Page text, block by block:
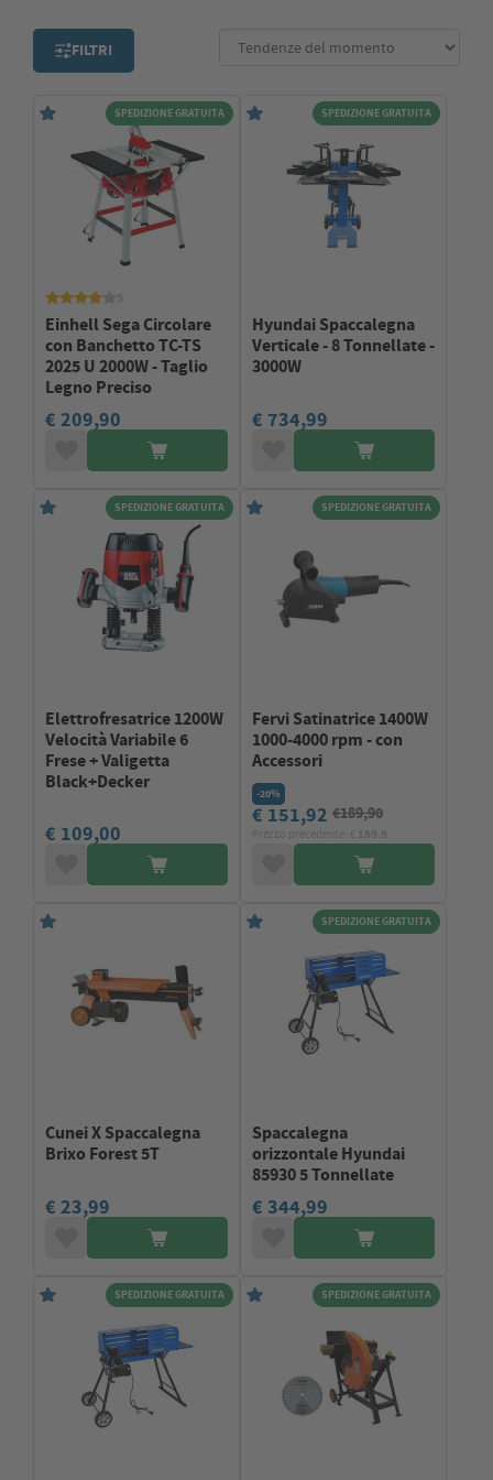
FILTRI
SPEDIZIONE GRATUITA
Einhell Sega Circolare
con Banchetto TC-TS
2025 U 2000W - Taglio
Legno Preciso
€ 209,90
SPEDIZIONE GRATUITA
Hyundai Spaccalegna
Verticale - 8 Tonnellate -
3000W
€ 734,99
SPEDIZIONE GRATUITA
Elettrofresatrice 1200W
Velocità Variabile 6
Frese + Valigetta
Black+Decker
€ 109,00
SPEDIZIONE GRATUITA
Fervi Satinatrice 1400W
1000-4000 rpm - con
Accessori
-20%
€ 151,92 €189,90
Cunei X Spaccalegna
Brixo Forest 5T
€ 23,99
SPEDIZIONE GRATUITA
Spaccalegna
orizzontale Hyundai
85930 5 Tonnellate
€ 344,99
SPEDIZIONE GRATUITA SPEDIZIONE GRATUITA